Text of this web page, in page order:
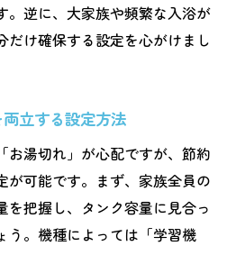
。逆に、大家族や頻繁な入浴が
だけ確保する設定を心がけまし
立する設定方法
お湯切れ」が心配ですが、節約
が可能です。まず、家族全員の
を把握し、タンク容量に見合っ
う。機種によっては「学習機